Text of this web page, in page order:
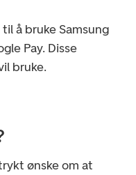
å bruke Samsung
Pay. Disse
bruke.
ønske om at